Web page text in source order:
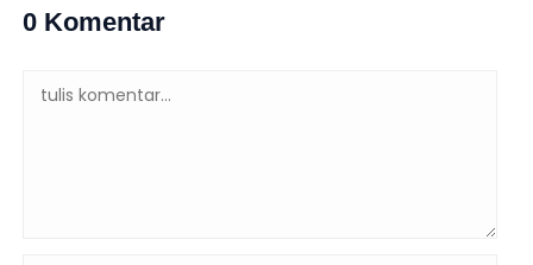
0 Komentar